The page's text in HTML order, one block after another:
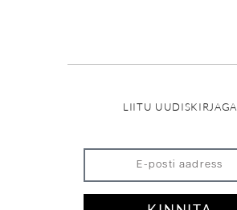
LIITU UUDISKIRJAGA